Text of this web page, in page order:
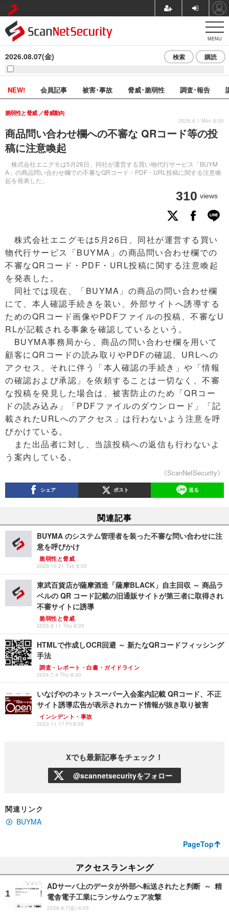
MENU
2026.08.07(金) 検索 購読
NEW! 会員記事 被害･事故 脅威･脆弱性 調査･報告
商品問い合わせ欄への不審な QRコード等の投
稿に注意喚起
株式会社エニグモは5月26日、同社が運営する買い物代行サービス「BUYM
A」の商品問い合わせ欄での不審なQRコード・PDF・URL投稿に関する注意喚
起を発表した。
脆弱性と脅威 脅威動向
310 views
2026.6.1 Mon 8:00
株式会社エニグモは5月26日、同社が運営する買い
物代行サービス「BUYMA」の商品問い合わせ欄での
不審なQRコード・PDF・URL投稿に関する注意喚起
を発表した。
同社では現在、「BUYMA」の商品の問い合わせ欄
にて、本人確認手続きを装い、外部サイトへ誘導する
ためのQRコード画像やPDFファイルの投稿、不審なU
RLが記載される事象を確認しているという。
BUYMA事務局から、商品の問い合わせ欄を用いて
顧客にQRコードの読み取りやPDFの確認、URLへの
アクセス、それに伴う「本人確認の手続き」や「情報
の確認および承認」を依頼することは一切なく、不審
な投稿を発見した場合は、被害防止のため「QRコー
ドの読み込み」「PDFファイルのダウンロード」「記
載されたURLへのアクセス」は行わないよう注意を呼
びかけている。
また出品者に対し、当該投稿への返信も行わないよ
う案内している。
《ScanNetSecurity》
シェア ポスト 送る
関連記事
BUYMA のシステム管理者を装った不審な問い合わせに注
意を呼びかけ
脆弱性と脅威
2025.10.21 Tue 8:05
東武百貨店が薩摩酒造「薩摩BLACK」自主回収 ～ 商品ラ
ベルの QR コード記載の旧通販サイトが第三者に取得され
不審サイトに誘導
脆弱性と脅威
2025.9.11 Thu 8:05
HTMLで作成しOCR回避 ～ 新たなQRコードフィッシング
手法
調査・レポート・白書・ガイドライン
2024.7.4 Thu 8:00
いなげやのネットスーパー入会案内記載 QRコード、不正
サイト誘導広告が表示されカード情報が抜き取り被害
インシデント・事故
2023.11.17 Fri 8:05
Xでも最新記事をチェック！
@scannetsecurityをフォロー
関連リンク
BUYMA
PageTop
アクセスランキング
ADサーバ上のデータが外部へ転送されたと判断 ～ 精
電舎電子工業にランサムウェア攻撃
2026.8.7(金) 8:05